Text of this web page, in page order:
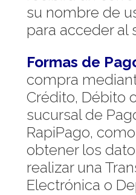
su nombre de
para acceder al
Formas de
compra
Crédito, Débito
sucursal de
RapiPago,
obtener los
realizar una
Electrónica o